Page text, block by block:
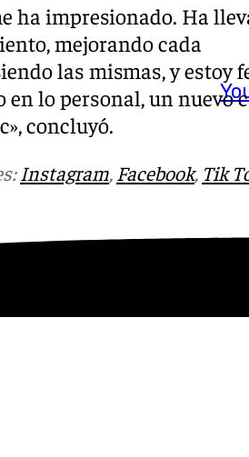
ha impresionado. Ha
mejorando cada
las mismas, y estoy
en lo personal, un nuevo
concluyó.
Instagram, Facebook, Tik